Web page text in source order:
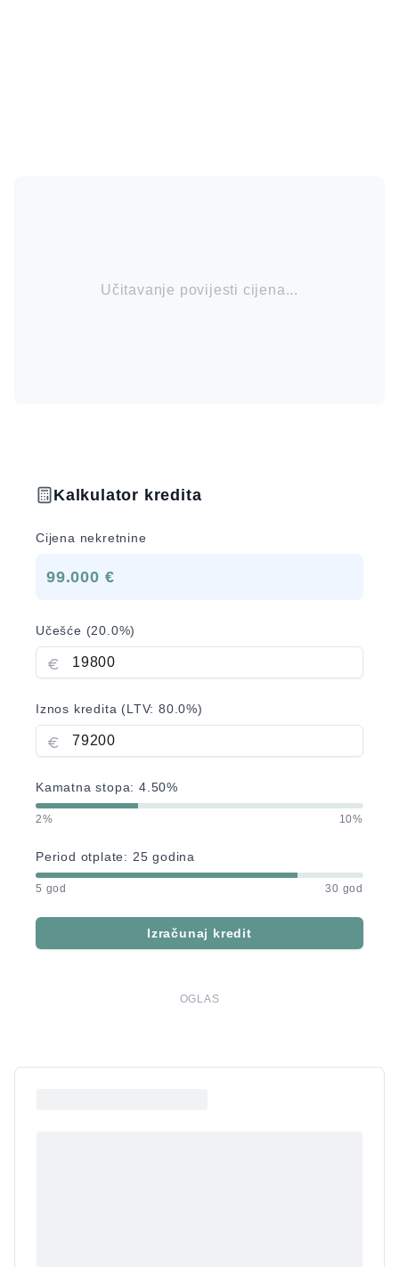
Učitavanje povijesti cijena...
Kalkulator kredita
Cijena nekretnine
99.000 €
Učešće (20.0%)
Iznos kredita (LTV:80.0%)
Kamatna stopa:4.50%
2% 10%
Period otplate: 25 godina
5 god 30 god
Izračunaj kredit
OGLAS